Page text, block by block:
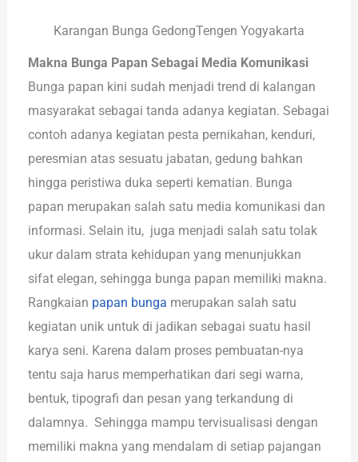
Karangan Bunga GedongTengen Yogyakarta
Makna Bunga Papan Sebagai Media Komunikasi
Bunga papan kini sudah menjadi trend di kalangan
masyarakat sebagai tanda adanya kegiatan. Sebagai
contoh adanya kegiatan pesta pernikahan, kenduri,
peresmian atas sesuatu jabatan, gedung bahkan
hingga peristiwa duka seperti kematian. Bunga
papan merupakan salah satu media komunikasi dan
informasi. Selain itu, juga menjadi salah satu tolak
ukur dalam strata kehidupan yang menunjukkan
sifat elegan, sehingga bunga papan memiliki makna.
Rangkaian papan bunga merupakan salah satu
kegiatan unik untuk di jadikan sebagai suatu hasil
karya seni. Karena dalam proses pembuatan-nya
tentu saja harus memperhatikan dari segi warna,
bentuk, tipografi dan pesan yang terkandung di
dalamnya. Sehingga mampu tervisualisasi dengan
memiliki makna yang mendalam di setiap pajangan